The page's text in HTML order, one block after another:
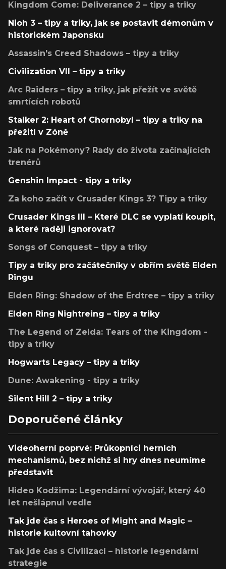
Kingdom Come: Deliverance 2 – tipy a triky
Nioh 3 – tipy a triky, jak se postavit démonům v
historickém Japonsku
Assassin's Creed Shadows – tipy a triky
Civilization VII – tipy a triky
Arc Raiders – tipy a triky, jak přežít ve světě
smrtících robotů
Stalker 2: Heart of Chornobyl – tipy a triky na
přežití v Zóně
Jak na Pokémony? Rady do života začínajících
trenérů
Genshin Impact - tipy a triky
Za koho začít v Crusader Kings 3? Tipy a triky
Crusader Kings III – Které DLC se vyplatí koupit,
a které raději ignorovat?
Songs of Conquest – tipy a triky
Tipy a triky pro začátečníky v obřím světě Elden
Ringu
Elden Ring: Shadow of the Erdtree – tipy a triky
Elden Ring Nightreing – tipy a triky
The Legend of Zelda: Tears of the Kingdom -
tipy a triky
Hogwarts Legacy – tipy a triky
Dune: Awakening - tipy a triky
Silent Hill 2 – tipy a triky
Doporučené články
Videoherní poprvé: Průkopníci herních
mechanismů, bez nichž si hry dnes neumíme
představit
Hideo Kodžima: Legendární vývojář, který 40
let nešlápnul vedle
Tak jde čas s Heroes of Might and Magic –
historie kultovní tahovky
Tak jde čas s Civilizací – historie legendární
strategie